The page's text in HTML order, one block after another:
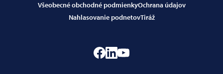
Všeobecné obchodné podmienkyOchrana údajov
Nahlasovanie podnetovTiráž